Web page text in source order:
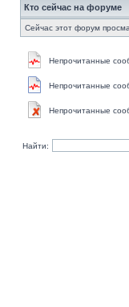
Кто сейчас на форуме
Сейчас этот форум
Непрочитанные
Непрочитанные
Непрочитанные
Найти: